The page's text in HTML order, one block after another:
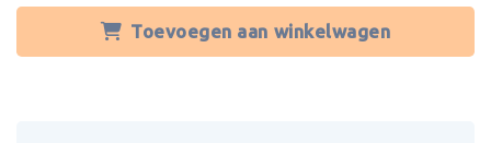
Toevoegen aan winkelwagen